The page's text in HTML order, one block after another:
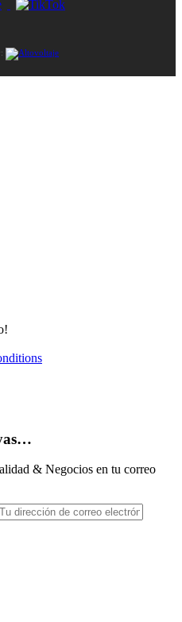
electrónico
electrónico
& Negocios en tu correo